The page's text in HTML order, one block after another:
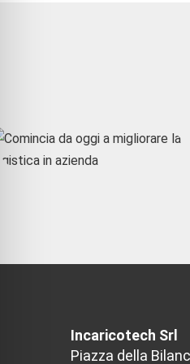
Incaricotech Srl
Piazza della